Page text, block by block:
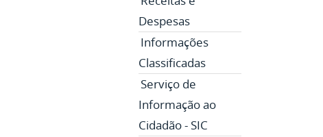
Despesas
Informações
Classificadas
Serviço de
Informação ao
Cidadão - SIC